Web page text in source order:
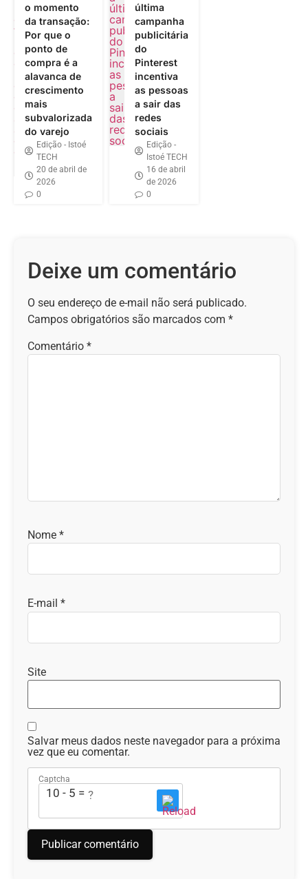
o momento
da transação:
Por que o
ponto de
compra é a
alavanca de
crescimento
mais
subvalorizada
do varejo
Edição - Istoé
TECH
20 de abril de
2026
0
última
campanha
publicitária
do
Pinterest
incentiva
as pessoas
a sair das
redes
sociais
Edição -
Istoé TECH
16 de abril
de 2026
0
Deixe um comentário
O seu endereço de e-mail não será publicado.
Campos obrigatórios são marcados com *
Comentário *
Nome *
E-mail *
Site
Salvar meus dados neste navegador para a próxima
vez que eu comentar.
Captcha
10 - 5 = ?